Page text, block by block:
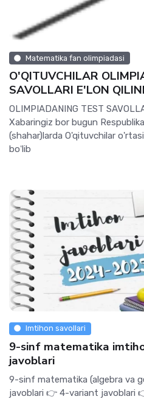
Matematika fan olimpiadasi
O'QITUVCHILAR
SAVOLLARI E'LON
OLIMPIADANING TEST
Xabaringiz bor bugun
(shahar)larda O'qituvchilar
boʻlib
Imtihon savollari
9-sinf matematika
javoblari
9-sinf matematika (algebra va
javoblari 👉 4-variant javoblari